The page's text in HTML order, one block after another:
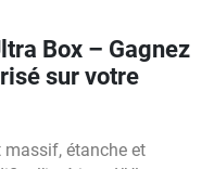
Box – Gagnez
sur votre
étanche et